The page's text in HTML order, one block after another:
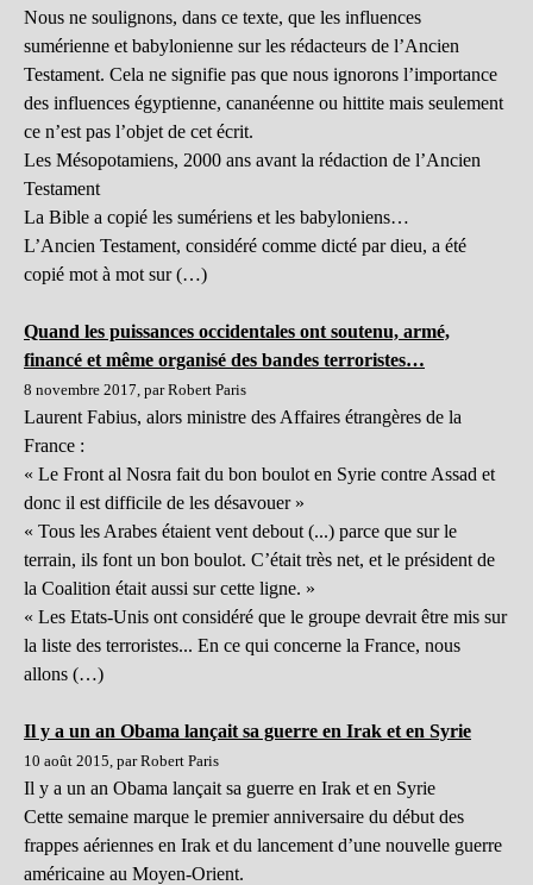
Nous ne soulignons, dans ce texte, que les influences
sumérienne et babylonienne sur les rédacteurs de l’Ancien
Testament. Cela ne signifie pas que nous ignorons l’importance
des influences égyptienne, cananéenne ou hittite mais seulement
ce n’est pas l’objet de cet écrit.
Les Mésopotamiens, 2000 ans avant la rédaction de l’Ancien
Testament
La Bible a copié les sumériens et les babyloniens…
L’Ancien Testament, considéré comme dicté par dieu, a été
copié mot à mot sur (…)
Quand les puissances occidentales ont soutenu, armé,
financé et même organisé des bandes terroristes…
8 novembre 2017, par Robert Paris
Laurent Fabius, alors ministre des Affaires étrangères de la
France :
« Le Front al Nosra fait du bon boulot en Syrie contre Assad et
donc il est difficile de les désavouer »
« Tous les Arabes étaient vent debout (...) parce que sur le
terrain, ils font un bon boulot. C’était très net, et le président de
la Coalition était aussi sur cette ligne. »
« Les Etats-Unis ont considéré que le groupe devrait être mis sur
la liste des terroristes... En ce qui concerne la France, nous
allons (…)
Il y a un an Obama lançait sa guerre en Irak et en Syrie
10 août 2015, par Robert Paris
Il y a un an Obama lançait sa guerre en Irak et en Syrie
Cette semaine marque le premier anniversaire du début des
frappes aériennes en Irak et du lancement d’une nouvelle guerre
américaine au Moyen-Orient.